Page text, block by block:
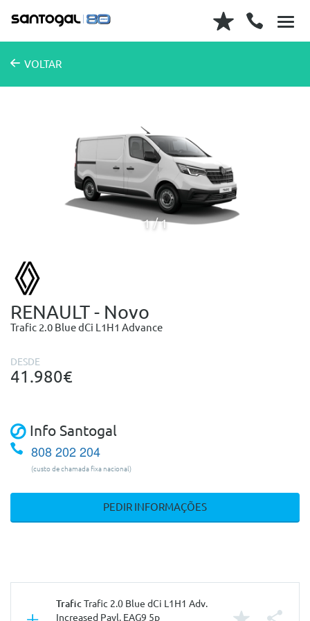
VOLTAR
1 1
RENAULT - Novo
Trafic 2.0 Blue dCi L1H1 Advance
DESDE
41.980€
Info Santogal
808 202 204
(custo de chamada fixa nacional)
PEDIR INFORMAÇÕES
TraficTrafic 2.0 Blue dCi L1H1 Adv.
Increased Payl. EAG9 5p